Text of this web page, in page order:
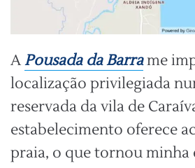
APousada da Barrame
localização privilegiada
reservada da vila de
estabelecimento oferece
praia, o que tornou minha